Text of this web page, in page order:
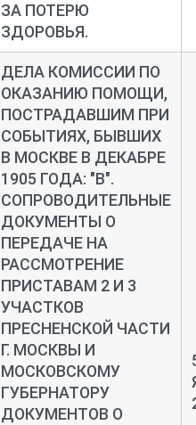
ЗА ПОТЕРЮ
ЗДОРОВЬЯ.
ДЕЛА КОМИССИИ ПО
ОКАЗАНИЮ ПОМОЩИ,
ПОСТРАДАВШИМ ПРИ
СОБЫТИЯХ, БЫВШИХ
В МОСКВЕ В ДЕКАБРЕ
1905 ГОДА: "В".
СОПРОВОДИТЕЛЬНЫЕ
ДОКУМЕНТЫ О
ПЕРЕДАЧЕ НА
РАССМОТРЕНИЕ
ПРИСТАВАМ 2 И 3
УЧАСТКОВ
ПРЕСНЕНСКОЙ ЧАСТИ
Г. МОСКВЫ И
МОСКОВСКОМУ
ГУБЕРНАТОРУ
ДОКУМЕНТОВ О